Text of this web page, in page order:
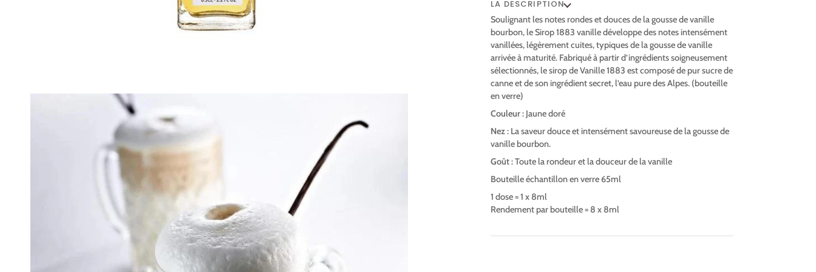
LA DESCRIPTION
Soulignant les notes rondes et douces de la gousse de vanille
bourbon, le Sirop 1883 vanille développe des notes intensément
vanillées, légèrement cuites, typiques de la gousse de vanille
arrivée à maturité. Fabriqué à partir d’ingrédients soigneusement
sélectionnés, le sirop de Vanille 1883 est composé de pur sucre de
canne et de son ingrédient secret, l’eau pure des Alpes. (bouteille
en verre)
Couleur: Jaune doré
Nez: La saveur douce et intensément savoureuse de la gousse de
vanille bourbon.
Goût: Toute la rondeur et la douceur de la vanille
Bouteille échantillon en verre 65ml
1 dose = 1 x 8ml
Rendement par bouteille = 8 x 8ml